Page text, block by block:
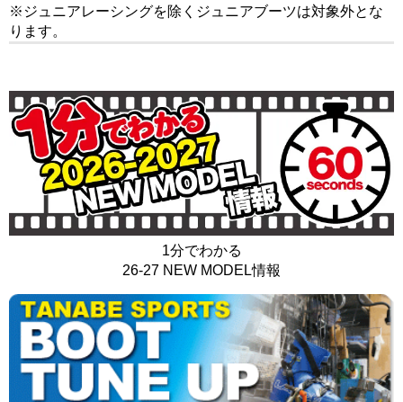
※ジュニアレーシングを除くジュニアブーツは対象外とな
ります。
1分でわかる
26-27 NEW MODEL情報